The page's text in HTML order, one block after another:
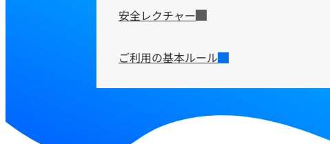
安全レクチャー
ご利用の基本ルール